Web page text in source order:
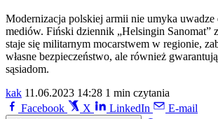
Modernizacja polskiej armii nie umyka uwadze
mediów. Fiński dziennik „Helsingin Sanomat”
staje się militarnym mocarstwem w regionie,
własne bezpieczeństwo, ale również
sąsiadom.
kak 11.06.2023 14:28 1 min czytania
Facebook
X LinkedIn E-mail